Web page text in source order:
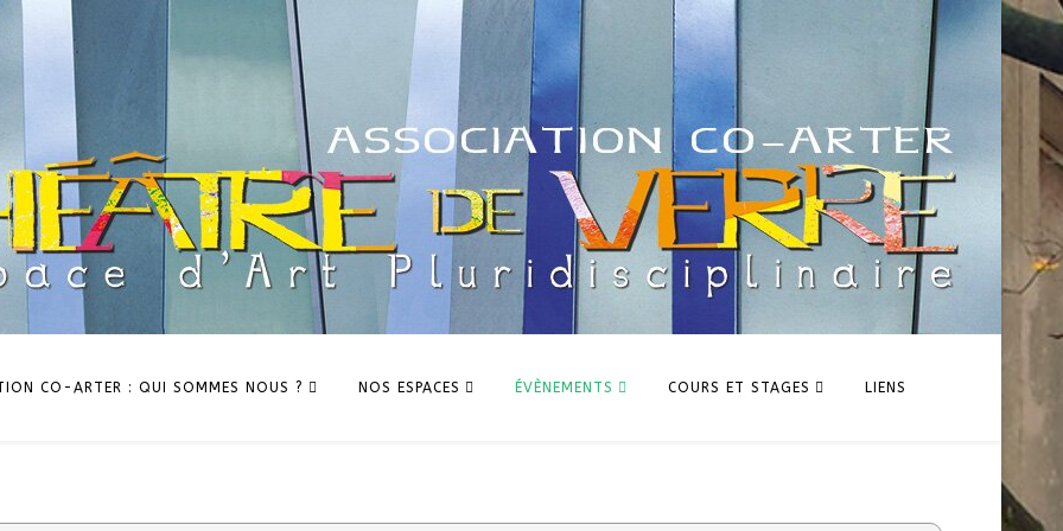
CO-ARTER : QUI SOMMES NOUS ? NOS ESPACES ÉVÈNEMENTS COURS ET STAGES LIENS